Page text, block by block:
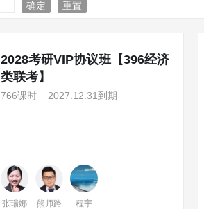
确定 重置
2028考研VIP协议班【396经济
类联考】
766课时 2027.12.31到期
张瑞娜 熊师路 程宇